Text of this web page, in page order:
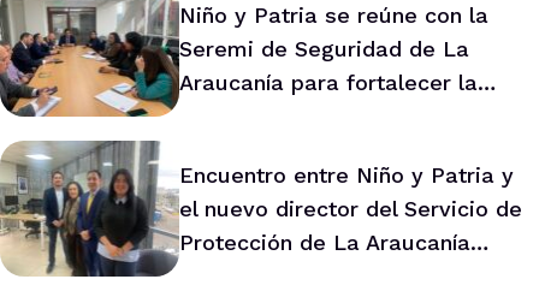
Niño y Patria se reúne con la
Seremi de Seguridad de La
Araucanía para fortalecer la
Encuentro entre Niño y Patria y
el nuevo director del Servicio de
Protección de La Araucanía